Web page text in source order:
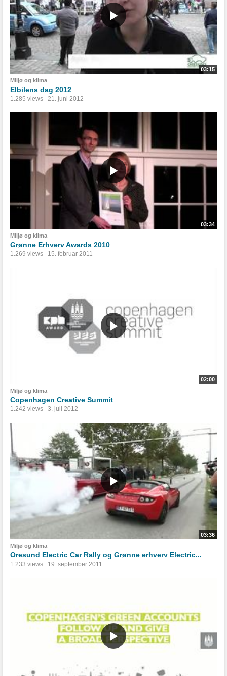
03:15
Miljø og klima
Elbilens dag 2012
1.285 views 21. juni 2012
03:34
Miljø og klima
Grønne Erhverv Awards 2010
1.269 views 15. februar 2011
02:00
Miljø og klima
Copenhagen Creative Summit
1.242 views 3. juli 2012
03:36
Miljø og klima
Oresund Electric Car Rally og Grønne erhverv Electric...
1.233 views 19. september 2011